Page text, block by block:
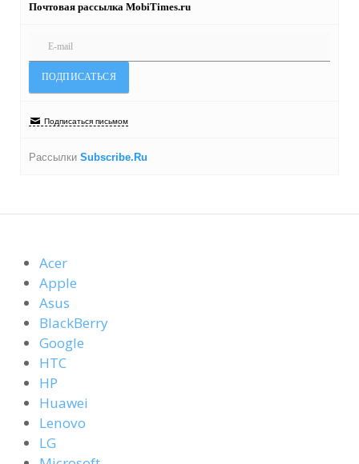
Почтовая рассылка MobiTimes.ru
Подписаться письмом
Рассылки Subscribe.Ru
Acer
Apple
Asus
BlackBerry
Google
HTC
HP
Huawei
Lenovo
LG